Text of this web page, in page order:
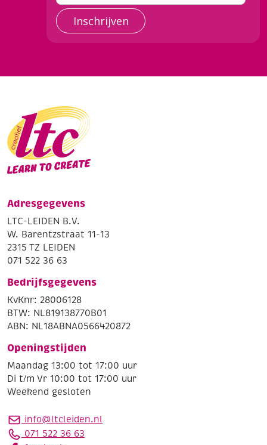
Inschrijven
Adresgegevens
LTC-LEIDEN B.V.
W. Barentzstraat 11-13
2315 TZ LEIDEN
071 522 36 63
Bedrijfsgegevens
KvKnr: 28006128
BTW: NL819138770B01
ABN: NL18ABNA0566420872
Openingstijden
Maandag 13:00 tot 17:00 uur
Di t/m Vr 10:00 tot 17:00 uur
Weekend gesloten
info@ltcleiden.nl
071 522 36 63